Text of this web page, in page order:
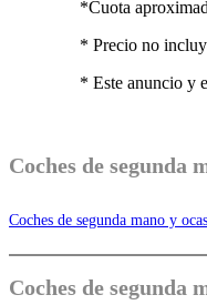
*Cuota
* Precio no
* Este anuncio y
Coches de segunda
Coches de segunda mano y
Coches de segunda